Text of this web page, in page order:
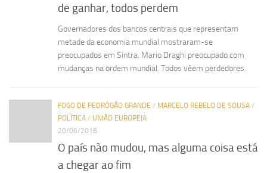
de ganhar, todos perdem
Governadores dos bancos centrais que representam
metade da economia mundial mostraram-se
preocupados em Sintra. Mario Draghi preocupado com
mudanças na ordem mundial. Todos vêem perdedores.
FOGO DE PEDRÓGÃO GRANDE / MARCELO REBELO DE SOUSA /
POLÍTICA / UNIÃO EUROPEIA
20/06/2018
O país não mudou, mas alguma coisa está
a chegar ao fim